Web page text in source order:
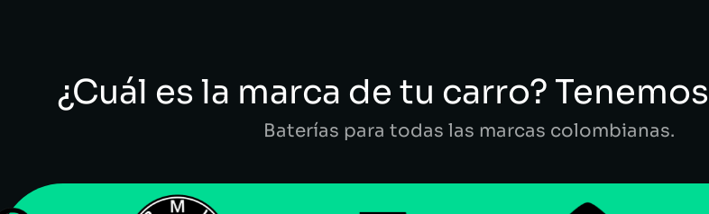
¿Cuál es la marca de tu carro?
Baterías para todas las marcas colombianas.